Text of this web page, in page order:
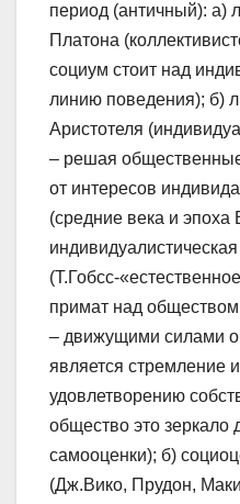
период (античный): а)
Платона
социум стоит над
линию поведения); б)
Аристотеля
– решая
от интересов
(средние века и эпоха
(Т.Гобсс-
примат над
– движущими силами
является стремление
удовлетворению
общество это зеркало
самооценки); б)
(Дж.Вико, Прудон,